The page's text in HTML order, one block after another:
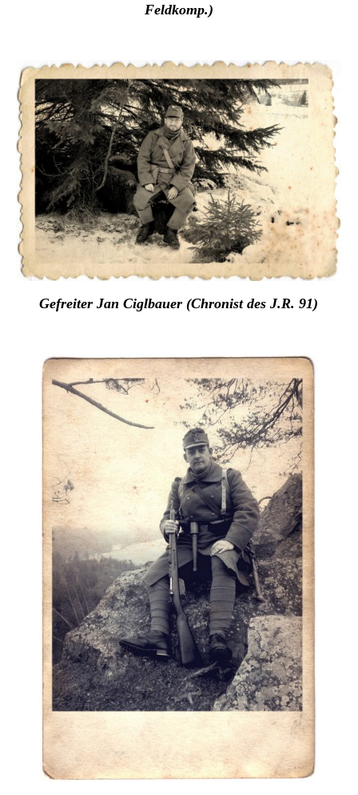
Feldkomp.)
Gefreiter Jan Ciglbauer (Chronist des J.R. 91)